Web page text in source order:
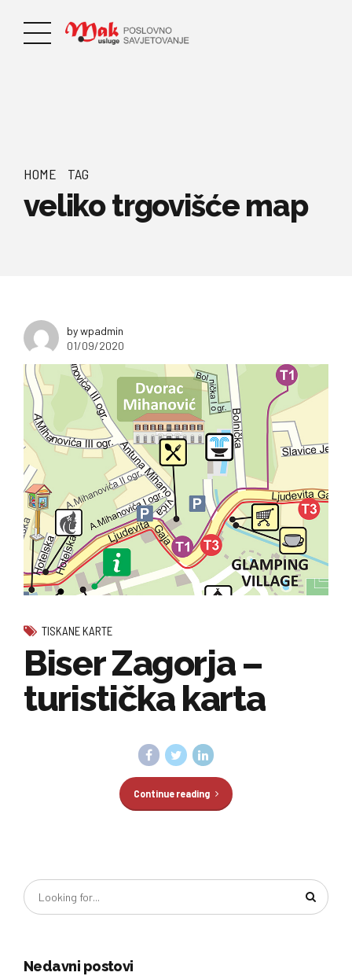
HOME TAG
veliko trgovišće map
by wpadmin
01/09/2020
TISKANE KARTE
Biser Zagorja –
turistička karta
Continue reading
Nedavni postovi